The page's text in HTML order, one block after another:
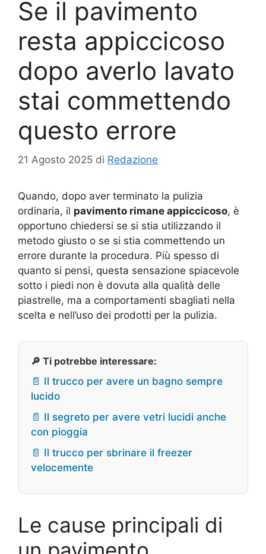
Se il pavimento
resta appiccicoso
dopo averlo lavato
stai commettendo
questo errore
21 Agosto 2025 di Redazione
Quando, dopo aver terminato la pulizia
ordinaria, il pavimento rimane appiccicoso, è
opportuno chiedersi se si stia utilizzando il
metodo giusto o se si stia commettendo un
errore durante la procedura. Più spesso di
quanto si pensi, questa sensazione spiacevole
sotto i piedi non è dovuta alla qualità delle
piastrelle, ma a comportamenti sbagliati nella
scelta e nell’uso dei prodotti per la pulizia.
🔎 Ti potrebbe interessare:
📄 Il trucco per avere un bagno sempre
lucido
📄 Il segreto per avere vetri lucidi anche
con pioggia
📄 Il trucco per sbrinare il freezer
velocemente
Le cause principali di